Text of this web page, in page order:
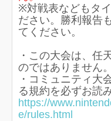
※対戦表などもタ
ださい。勝利報告
てください。
・この大会は、任
のではありません。
・コミュニティ大
る規約を必ずお読
https://
e/rules.html